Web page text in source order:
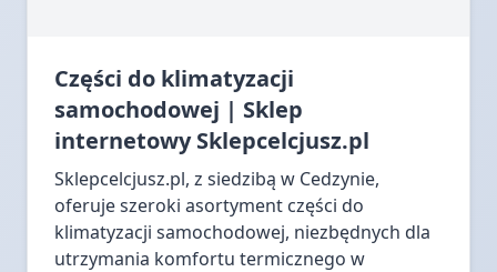
Części do klimatyzacji
samochodowej | Sklep
internetowy Sklepcelcjusz.pl
Sklepcelcjusz.pl, z siedzibą w Cedzynie,
oferuje szeroki asortyment części do
klimatyzacji samochodowej, niezbędnych dla
utrzymania komfortu termicznego w